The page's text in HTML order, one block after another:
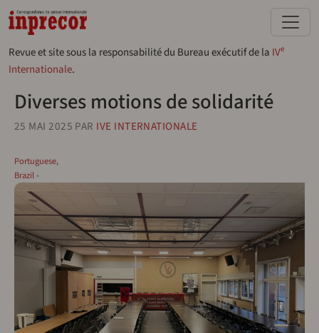
Aller au contenu principal
Revue et site sous la responsabilité du Bureau exécutif de la IVe
Internationale.
Diverses motions de solidarité
25 MAI 2025 PAR IVE INTERNATIONALE
Portuguese,
Brazil